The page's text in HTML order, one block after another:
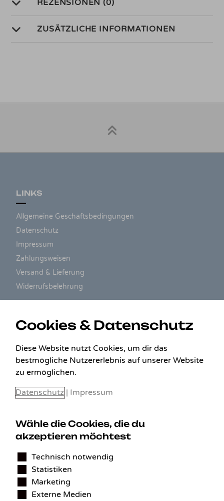
REZENSIONEN (0)
ZUSÄTZLICHE INFORMATIONEN
LINKS
Allgemeine Geschäftsbedingungen
Datenschutz
Impressum
Zahlungsweisen
Versand & Lieferung
Widerrufsbelehrung
KONTAKT
Benedikt Stelzner
Autopflege Stelzner
Kohlgraben 2b
Cookies & Datenschutz
Diese Website nutzt Cookies, um dir das
bestmögliche Nutzererlebnis auf unserer Website
zu ermöglichen.
Datenschutz | Impressum
Wähle die Cookies, die du
akzeptieren möchtest
Technisch notwendig
Statistiken
Marketing
Externe Medien